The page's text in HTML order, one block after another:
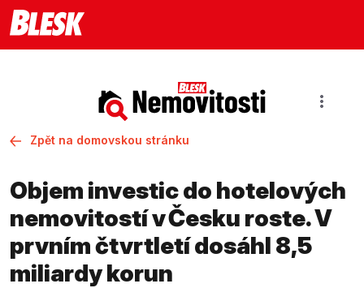
Zpět na domovskou stránku
Objem investic do hotelových
nemovitostí v Česku roste. V
prvním čtvrtletí dosáhl 8,5
miliardy korun